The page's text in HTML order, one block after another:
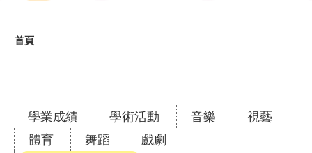
導
連
首頁
學業成績 學術活動 音樂
視藝
體育
舞蹈
戲劇